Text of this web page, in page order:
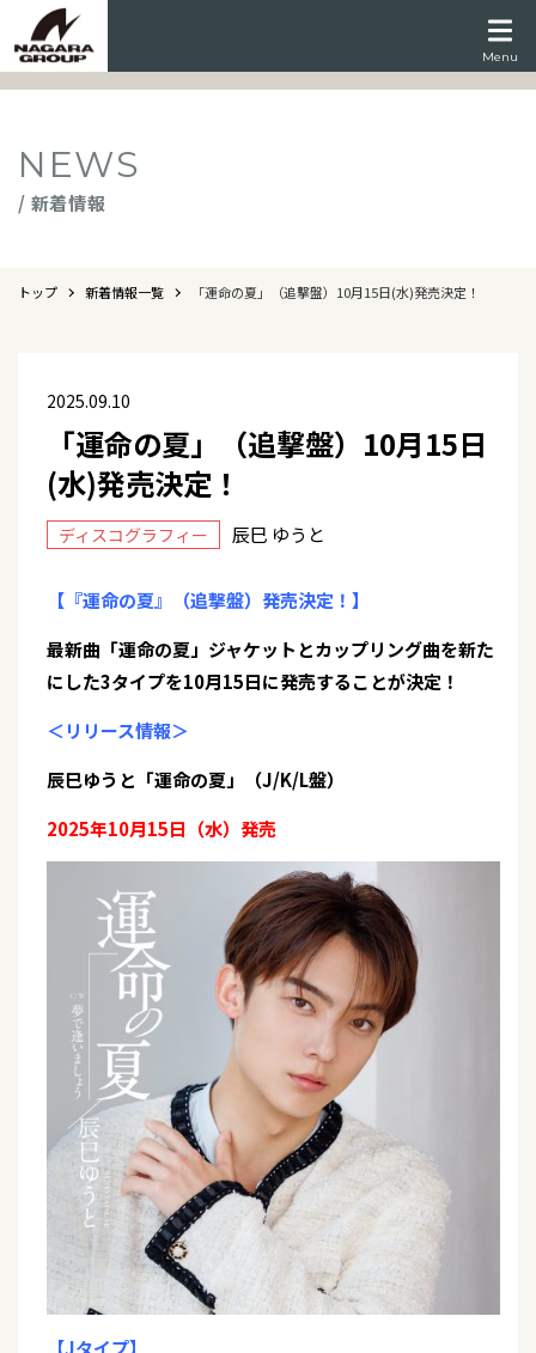
Menu
NEWS
/ 新着情報
トップ 新着情報一覧 「運命の夏」（追撃盤）10月15日(水)発売決定！
2025.09.10
「運命の夏」（追撃盤）10月15日
(水)発売決定！
ディスコグラフィー 辰巳 ゆうと
【『運命の夏』（追撃盤）発売決定！】
最新曲「運命の夏」ジャケットとカップリング曲を新た
にした3タイプを10月15日に発売することが決定！
＜リリース情報＞
辰巳ゆうと「運命の夏」（J/K/L盤）
2025年10月15日（水）発売
【Jタイプ】